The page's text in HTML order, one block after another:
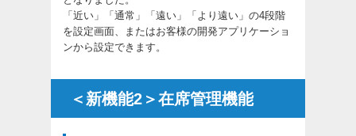
「近い」「通常」「遠い」「より遠い」の4段階
を設定画面、またはお客様の開発アプリケーショ
ンから設定できます。
＜新機能2＞在席管理機能